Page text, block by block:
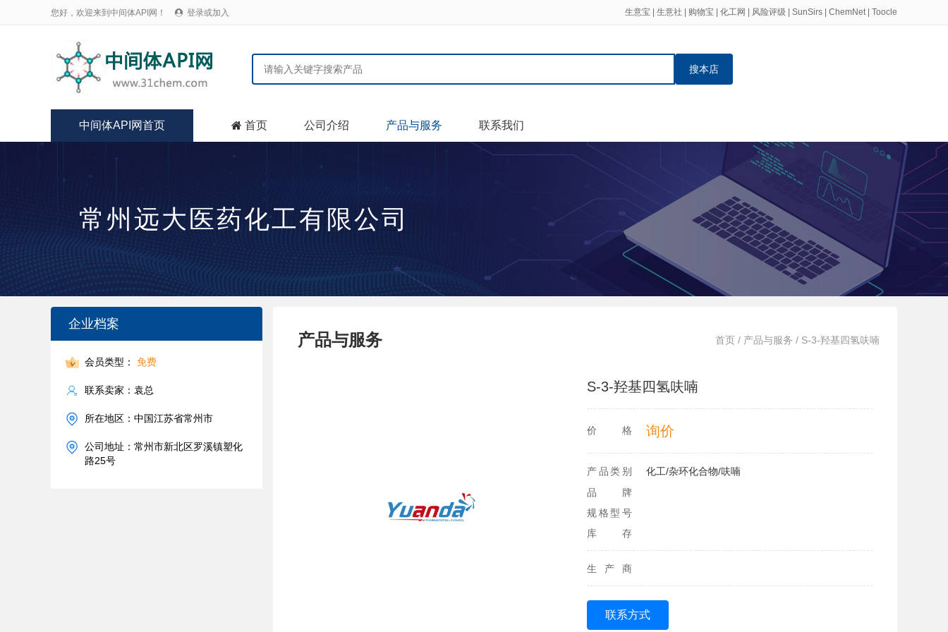
您好，欢迎来到中间体API网！  登录或加入 生意宝 生意社 购物宝 化工网 风险评级 SunSirs ChemNet| Toocle
搜本店
中间体API网首页  首页 公司介绍 产品与服务 联系我们
常州远大医药化工有限公司
企业档案
会员类型： 免费
联系卖家：袁总
所在地区：中国江苏省常州市
公司地址：常州市新北区罗溪镇塑化
路25号
首页 / 产品与服务 / S-3-羟基四氢呋喃
产品与服务
S-3-羟基四氢呋喃
价格 询价
产品类别
化工/杂环化合物/呋喃
品牌
规格型号
库存
生产商
联系方式